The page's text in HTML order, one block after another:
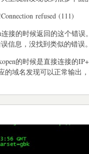
refused (111)
接的时候返回的这个错误。
信息，没找到类似的错误。
的时候是直接连接的IP+
域名发现可以正常输出，